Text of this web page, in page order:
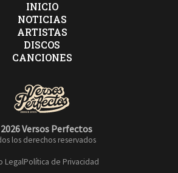
digo lo que siento y no siento
porque el mundo esta al reves,
1, 2, 3,
una mierda, mi cama es como una
INICIO
NOTICIAS
ARTISTAS
DISCOS
CANCIONES
Versos Perfectos
los derechos reservados
LegalPolítica de Privacidad